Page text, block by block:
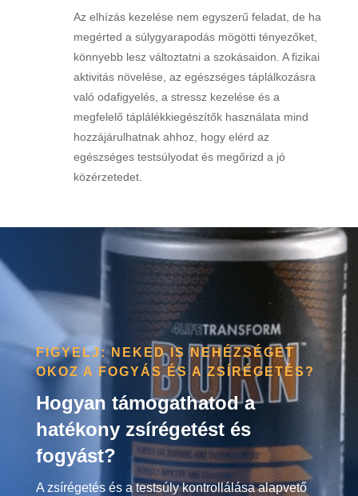
Az elhízás kezelése nem egyszerű feladat, de ha
megérted a súlygyarapodás mögötti tényezőket,
könnyebb lesz változtatni a szokásaidon. A fizikai
aktivitás növelése, az egészséges táplálkozásra
való odafigyelés, a stressz kezelése és a
megfelelő táplálékkiegészítők használata mind
hozzájárulhatnak ahhoz, hogy elérd az
egészséges testsúlyodat és megőrizd a jó
közérzetedet.
FIGYELJ: NEKED IS NEHÉZSÉGET
OKOZ A FOGYÁS ÉS A ZSÍRÉGETÉS?
Hogyan támogathatod a
hatékony zsírégetést és
fogyást?
A zsírégetés és a testsúly kontrollálása alapvető